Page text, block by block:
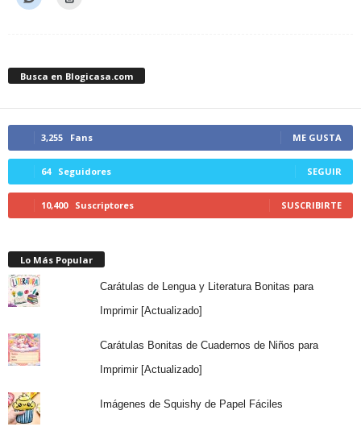
Busca en Blogicasa.com
3,255 Fans ME GUSTA
64 Seguidores SEGUIR
10,400 Suscriptores SUSCRIBIRTE
Lo Más Popular
Carátulas de Lengua y Literatura Bonitas para
Imprimir [Actualizado]
Carátulas Bonitas de Cuadernos de Niños para
Imprimir [Actualizado]
Imágenes de Squishy de Papel Fáciles